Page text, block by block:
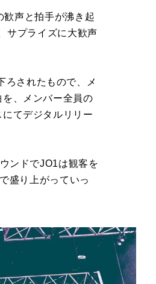
歓声と拍手が沸き起
サプライズに大歓声
ろされたもので、メ
、メンバー全員の
てデジタルリリー
ンドでJO1は観客を
盛り上がっていっ